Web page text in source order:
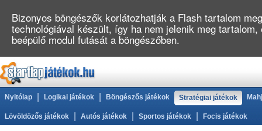
Nyitólap Logikai játékok Böngészős játékok Stratégiai játékok
Lövöldözős játékok Autós játékok Sportos játékok Focis játékok
Bizonyos böngészők korlátozhatják a Flash tartalom
technológiával készült, így ha nem jelenik meg
beépülő modul futását a böngészőben.